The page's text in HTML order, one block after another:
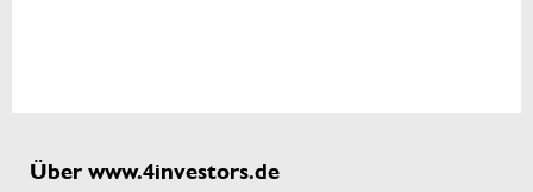
Über www.4investors.de